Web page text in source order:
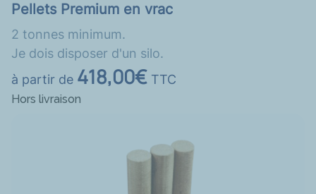
Pellets Premium en vrac
2 tonnes minimum.
Je dois disposer d'un silo.
à partir de 418,00€ TTC
Hors livraison